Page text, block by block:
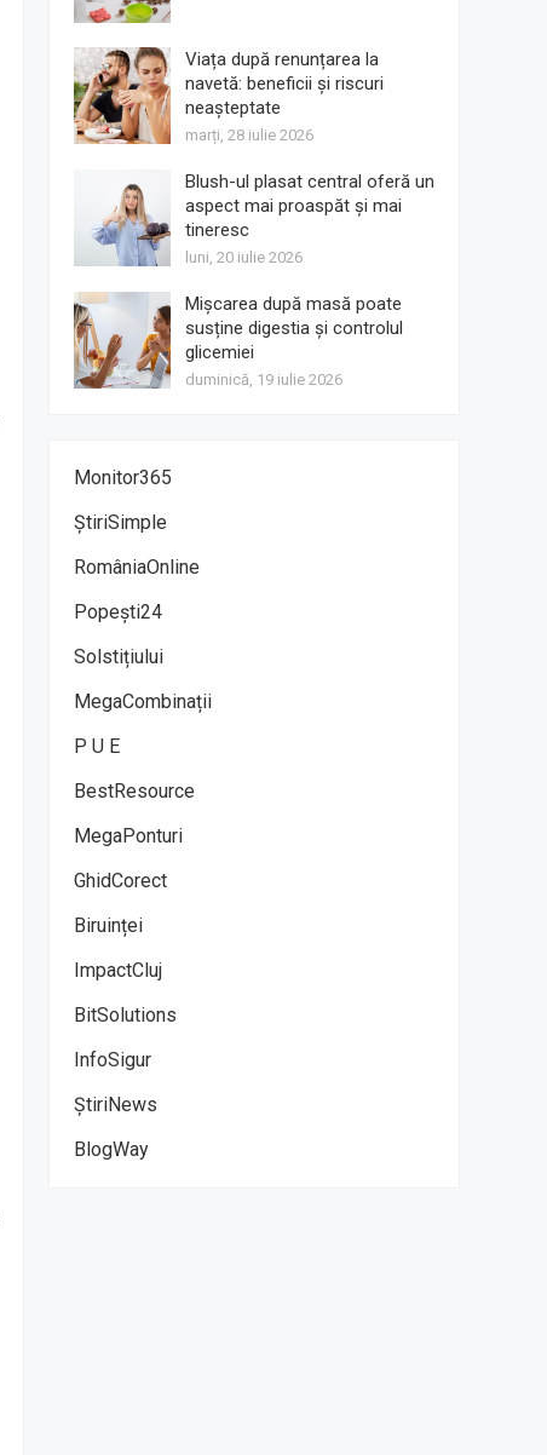
Viața după renunțarea la
navetă: beneficii și riscuri
neașteptate
marți, 28 iulie 2026
Blush-ul plasat central oferă un
aspect mai proaspăt și mai
tineresc
luni, 20 iulie 2026
Mișcarea după masă poate
susține digestia și controlul
glicemiei
duminică, 19 iulie 2026
Monitor365
ȘtiriSimple
RomâniaOnline
Popești24
Solstițiului
MegaCombinații
P U E
BestResource
MegaPonturi
GhidCorect
Biruinței
ImpactCluj
BitSolutions
InfoSigur
ȘtiriNews
BlogWay